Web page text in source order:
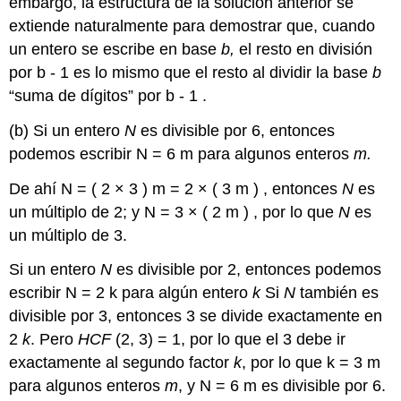
extiende naturalmente para demostrar que, cuando
un entero se escribe en baseb, el resto en división
por b - 1 es lo mismo que el resto al dividir la baseb
“suma de dígitos” por b - 1 .
(b) Si un enteroN es divisible por 6, entonces
podemos escribir N = 6 m para algunos enterosm.
De ahí N = ( 2 × 3 ) m = 2 × ( 3 m ) , entoncesN es
un múltiplo de 2; y N = 3 × ( 2 m ) , por lo queN es
un múltiplo de 3.
Si un enteroN es divisible por 2, entonces podemos
escribir N = 2 k para algún enterokSiN también es
divisible por 3, entonces 3 se divide exactamente en
2k. PeroHCF(2, 3) = 1, por lo que el 3 debe ir
exactamente al segundo factork, por lo que k = 3 m
para algunos enterosm, y N = 6 m es divisible por 6.